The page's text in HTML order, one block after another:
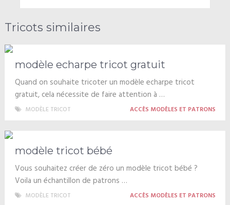
Tricots similaires
modèle echarpe tricot gratuit
Quand on souhaite tricoter un modèle echarpe tricot
gratuit, cela nécessite de faire attention à …
MODÈLE TRICOT ACCÈS MODÈLES ET PATRONS
modèle tricot bébé
Vous souhaitez créer de zéro un modèle tricot bébé ?
Voila un échantillon de patrons …
MODÈLE TRICOT ACCÈS MODÈLES ET PATRONS